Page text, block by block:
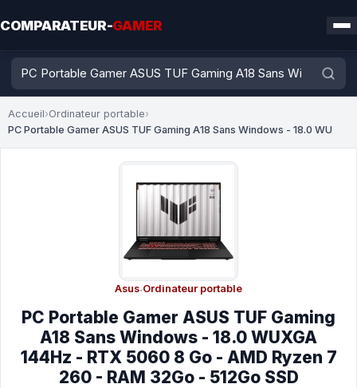
COMPARATEUR-GAMER
Accueil›Ordinateur portable›
PC Portable Gamer ASUS TUF Gaming A18 Sans Windows - 18.0 WU
Asus·Ordinateur portable
PC Portable Gamer ASUS TUF Gaming
A18 Sans Windows - 18.0 WUXGA
144Hz - RTX 5060 8 Go - AMD Ryzen 7
260 - RAM 32Go - 512Go SSD